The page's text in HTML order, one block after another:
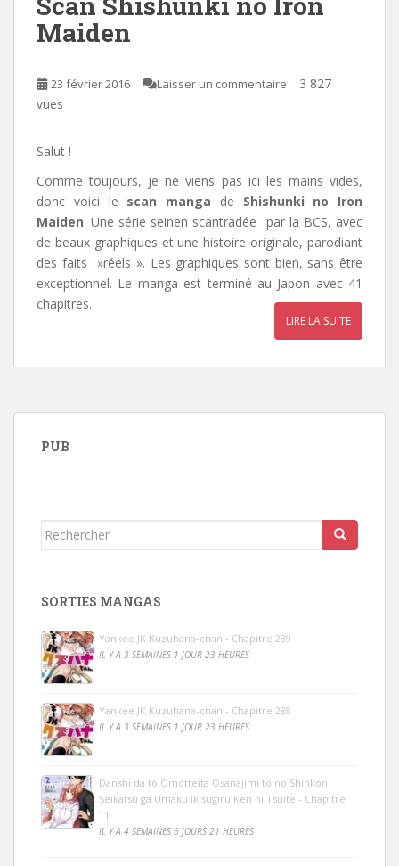
Maiden
23 février 2016 Laisser un commentaire
3 827
vues
Salut !
Comme toujours, je ne viens pas ici les mains vides,
donc voici le scan manga de Shishunki no Iron
Maiden. Une série seinen scantradée par la BCS, avec
de beaux graphiques et une histoire originale, parodiant
des faits »réels ». Les graphiques sont bien, sans être
exceptionnel. Le manga est terminé au Japon avec 41
chapitres.
LIRE LA SUITE
PUB
Rechercher...
SORTIES MANGAS
Yankee JK Kuzuhana-chan - Chapitre 289
IL Y A 3 SEMAINES 1 JOUR 23 HEURES
Yankee JK Kuzuhana-chan - Chapitre 288
IL Y A 3 SEMAINES 1 JOUR 23 HEURES
Danshi da to Omotteita Osanajimi to no Shinkon
Seikatsu ga Umaku Ikisugiru Ken ni Tsuite - Chapitre
11
IL Y A 4 SEMAINES 6 JOURS 21 HEURES